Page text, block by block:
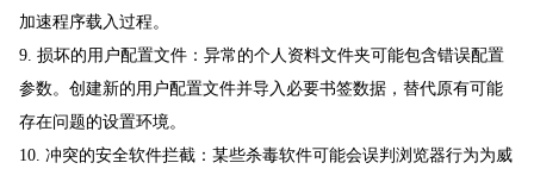
加速程序载入过程。
9. 损坏的用户配置文件：异常的个人资料文件夹可能包含错误配置
参数。创建新的用户配置文件并导入必要书签数据，替代原有可能
存在问题的设置环境。
10. 冲突的安全软件拦截：某些杀毒软件可能会误判浏览器行为为威